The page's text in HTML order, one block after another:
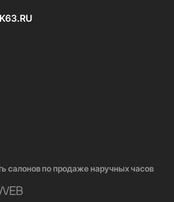
салонов по продаже наручных часов